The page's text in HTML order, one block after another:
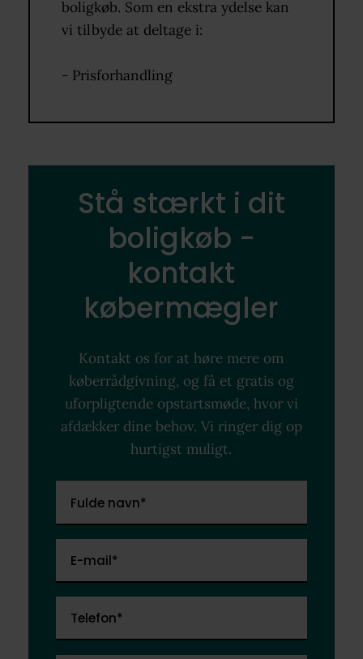
boligkøb. Som en ekstra ydelse kan
vi tilbyde at deltage i:
- Prisforhandling
Stå stærkt i dit
boligkøb -
kontakt
købermægler
Kontakt os for at høre mere om
køberrådgivning, og få et gratis og
uforpligtende opstartsmøde, hvor vi
afdækker dine behov. Vi ringer dig op
hurtigst muligt.
Fulde navn*
E-mail*
Telefon*